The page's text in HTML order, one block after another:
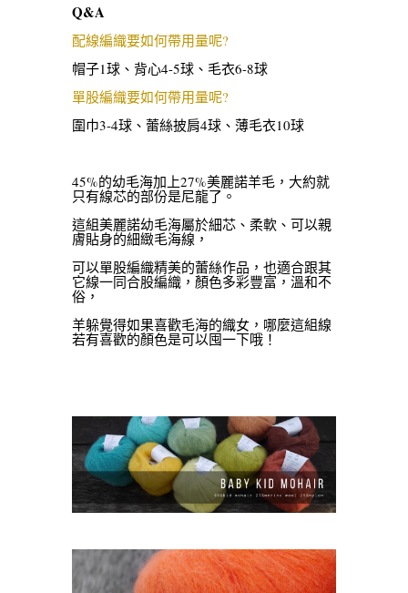
Q&A
配線編織要如何帶用量呢?
帽子1球、背心4-5球、毛衣6-8球
單股編織要如何帶用量呢?
圍巾3-4球、蕾絲披肩4球、薄毛衣10球
45%的幼毛海加上27%美麗諾羊毛，大約就
只有線芯的部份是尼龍了。
這組美麗諾幼毛海屬於細芯、柔軟、可以親
膚貼身的細緻毛海線，
可以單股編織精美的蕾絲作品，也適合跟其
它線一同合股編織，顏色多彩豐富，溫和不
俗，
羊躲覺得如果喜歡毛海的織女，哪麼這組線
若有喜歡的顏色是可以囤一下哦！